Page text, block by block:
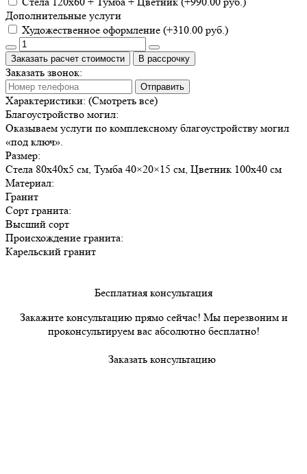
Дополнительные услуги
Художественное оформление (+310.00 руб.)
Заказать расчет стоимости В рассрочку
Заказать звонок:
Отправить
Характеристики: (Смотреть все)
Благоустройство могил:
Оказываем услуги по комплексному благоустройству могил
«под ключ».
Размер:
Стела 80х40х5 см, Тумба 40×20×15 см, Цветник 100х40 см
Материал:
Гранит
Сорт гранита:
Высший сорт
Происхождение гранита:
Карельский гранит
Бесплатная консультация
Закажите консультацию прямо сейчас! Мы перезвоним и
проконсультируем вас абсолютно бесплатно!
Заказать консультацию